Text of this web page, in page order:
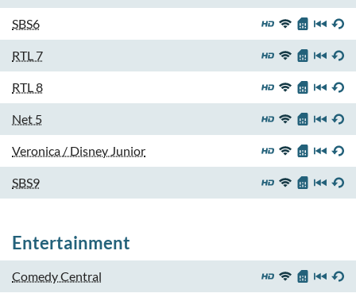
SBS6
RTL 7
RTL 8
Net 5
Veronica / Disney Junior
SBS9
Entertainment
Comedy Central